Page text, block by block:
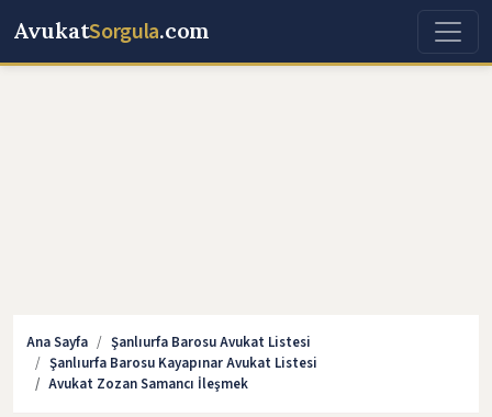
AvukatSorgula.com
Ana Sayfa
Şanlıurfa Barosu Avukat Listesi
Şanlıurfa Barosu Kayapınar Avukat Listesi
Avukat Zozan Samancı İleşmek